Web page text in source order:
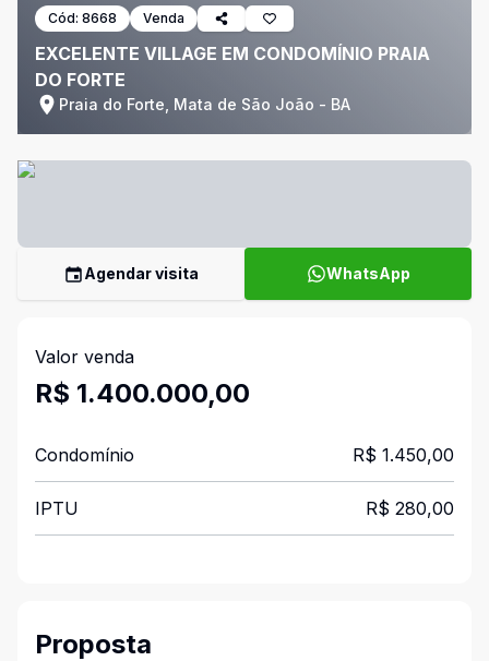
Cód: 8668 Venda
EXCELENTE VILLAGE EM CONDOMÍNIO PRAIA
DO FORTE
Praia do Forte, Mata de São João - BA
Agendar visita WhatsApp
Valor venda
R$ 1.400.000,00
Condomínio R$ 1.450,00
IPTU R$ 280,00
Proposta